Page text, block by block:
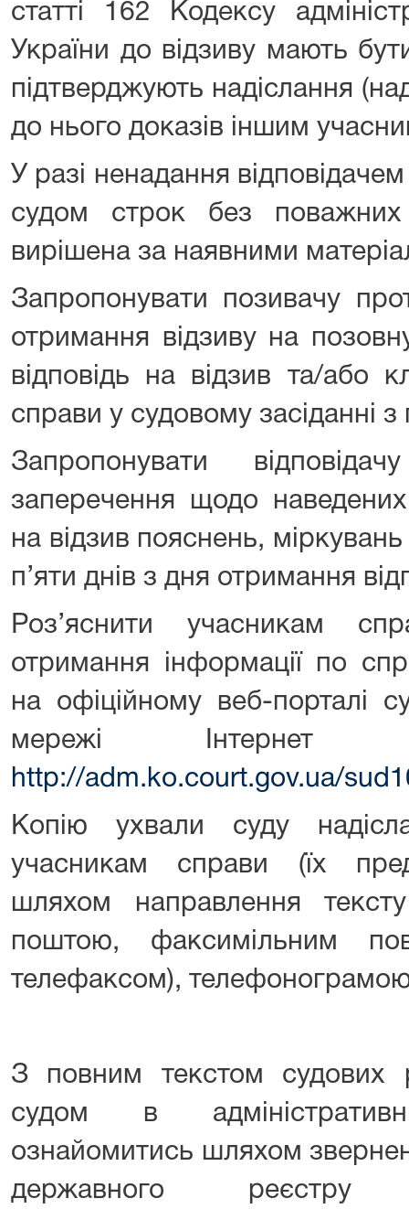
статті 162 Кодексу
України до відзиву мають
підтверджують надіслання
до нього доказів іншим
У разі ненадання
судом строк без
вирішена за наявними
Запропонувати позивачу
отримання відзиву на
відповідь на відзив та/або
справи у судовому засіданні
Запропонувати
заперечення щодо наведених
на відзив пояснень,
п’яти днів з дня отримання
Роз’яснити учасникам
отримання інформації по
на офіційному веб-порталі
мережі Інтернет
http://adm.ko.court.gov.ua/
Копію ухвали суду
учасникам справи (їх
шляхом направлення
поштою, факсимільним
телефаксом),
З повним текстом судових
судом в
ознайомитись шляхом
державного